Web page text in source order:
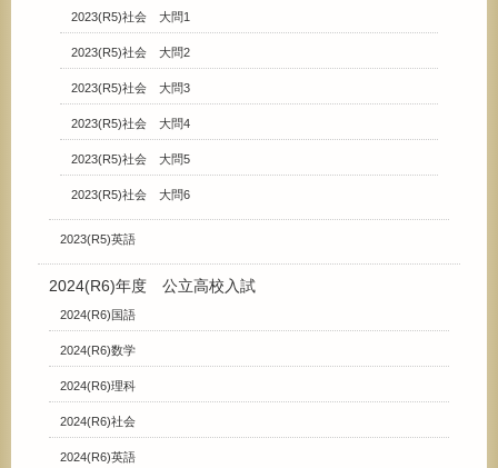
2023(R5)社会 大問1
2023(R5)社会 大問2
2023(R5)社会 大問3
2023(R5)社会 大問4
2023(R5)社会 大問5
2023(R5)社会 大問6
2023(R5)英語
2024(R6)年度 公立高校入試
2024(R6)国語
2024(R6)数学
2024(R6)理科
2024(R6)社会
2024(R6)英語